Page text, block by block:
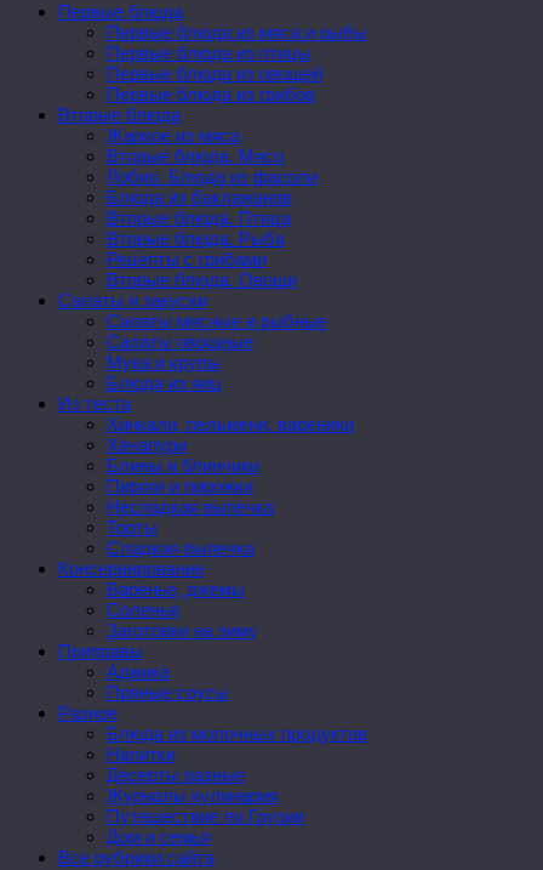
Первые блюда
Первые блюда из мяса и рыбы
Первые блюда из птицы
Первые блюда из овощей
Первые блюда из грибов
Вторые блюда
Жаркое из мяса
Вторые блюда. Мясо
Лобио. Блюда из фасоли
Блюда из баклажанов
Вторые блюда. Птица
Вторые блюда. Рыба
Рецепты с грибами
Вторые блюда. Овощи
Салаты и закуски
Салаты мясные и рыбные
Салаты овощные
Мука и крупы
Блюда из яиц
Из теста
Хинкали, пельмени, вареники
Хачапури
Блины и блинчики
Пироги и пирожки
Несладкая выпечка
Торты
Сладкая выпечка
Консервирование
Варенье, джемы
Соленья
Заготовки на зиму
Приправы
Аджика
Пряные соусы
Разное
Блюда из молочных продуктов
Напитки
Десерты разные
Журналы кулинария
Путешествие по Грузии
Дом и семья
Все рубрики сайта